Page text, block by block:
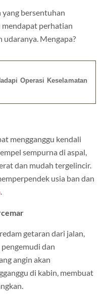
yang bersentuhan
mendapat perhatian
Mengapa?
Operasi Keselamatan
mengganggu kendali
sempurna di aspal,
dan mudah tergelincir.
usia ban dan
.
getaran dari jalan,
dan
angin akan
di kabin, membuat